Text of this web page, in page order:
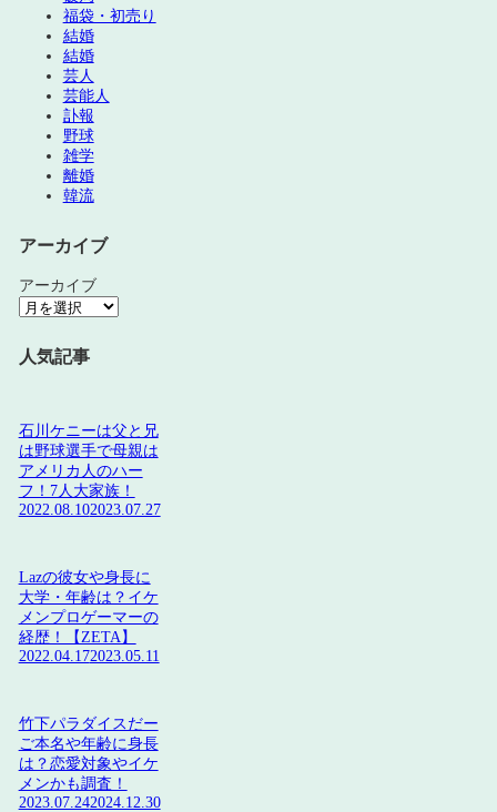
福袋・初売り
結婚
結婚
芸人
芸能人
訃報
野球
雑学
離婚
韓流
アーカイブ
アーカイブ
人気記事
石川ケニーは父と兄
は野球選手で母親は
アメリカ人のハー
フ！7人大家族！
2022.08.102023.07.27
Lazの彼女や身長に
大学・年齢は？イケ
メンプロゲーマーの
経歴！【ZETA】
2022.04.172023.05.11
竹下パラダイスだー
ご本名や年齢に身長
は？恋愛対象やイケ
メンかも調査！
2023.07.242024.12.30